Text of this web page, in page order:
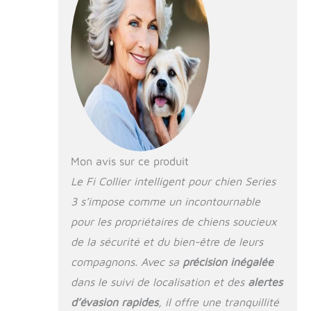
mode chien perdu
est déclenché
lorsque votre chien
quitte une certaine
zone, de sorte que
vous savez toujours
où il se trouve et
gagnez un temps
précieux s'il sort.
et d'activité : les
de santé de votre
chien, dans vos
mains, Fi suit et
sommeil et le
comportement dans
vous pouvez
comprendre.
Mon avis sur ce produit
Le Fi Collier intelligent pour chien Series
3 s’impose comme un incontournable
pour les propriétaires de chiens soucieux
de la sécurité et du bien-être de leurs
compagnons. Avec sa précision inégalée
dans le suivi de localisation et des alertes
d’évasion rapides, il offre une tranquillité